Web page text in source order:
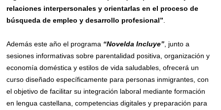
relaciones interpersonales y orientarlas en el proceso de
búsqueda de empleo y desarrollo profesional”
Además este año el programa “Novelda Incluye” , junto a
sesiones informativas sobre parentalidad positiva, organización y
economía doméstica y estilos de vida saludables, ofrecerá un
curso diseñado específicamente para personas inmigrantes, con
el objetivo de facilitar su integración laboral mediante formación
en lengua castellana, competencias digitales y preparación para